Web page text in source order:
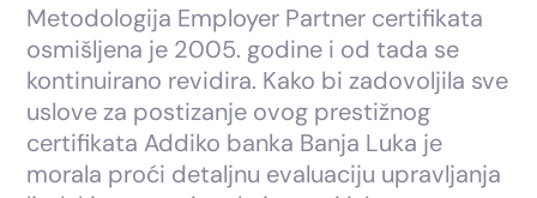
Metodologija Employer Partner certifikata
osmišljena je 2005. godine i od tada se
kontinuirano revidira. Kako bi zadovoljila sve
uslove za postizanje ovog prestižnog
certifikata Addiko banka Banja Luka je
morala proći detaljnu evaluaciju upravljanja